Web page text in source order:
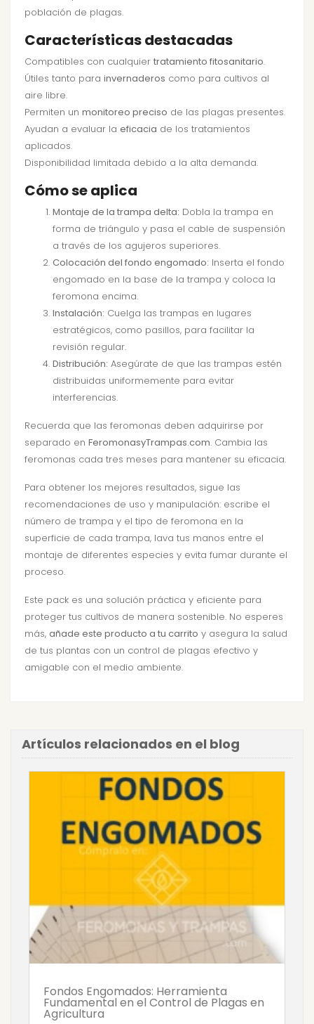
población de plagas.
Características destacadas
Compatibles con cualquier tratamiento fitosanitario.
Útiles tanto para invernaderos como para cultivos al
aire libre.
Permiten un monitoreo preciso de las plagas presentes.
Ayudan a evaluar la eficacia de los tratamientos
aplicados.
Disponibilidad limitada debido a la alta demanda.
Cómo se aplica
Montaje de la trampa delta: Dobla la trampa en
forma de triángulo y pasa el cable de suspensión
a través de los agujeros superiores.
Colocación del fondo engomado: Inserta el fondo
engomado en la base de la trampa y coloca la
feromona encima.
Instalación: Cuelga las trampas en lugares
estratégicos, como pasillos, para facilitar la
revisión regular.
Distribución: Asegúrate de que las trampas estén
distribuidas uniformemente para evitar
interferencias.
Recuerda que las feromonas deben adquirirse por
separado en FeromonasyTrampas.com. Cambia las
feromonas cada tres meses para mantener su eficacia.
Para obtener los mejores resultados, sigue las
recomendaciones de uso y manipulación: escribe el
número de trampa y el tipo de feromona en la
superficie de cada trampa, lava tus manos entre el
montaje de diferentes especies y evita fumar durante el
proceso.
Este pack es una solución práctica y eficiente para
proteger tus cultivos de manera sostenible. No esperes
más, añade este producto a tu carrito y asegura la salud
de tus plantas con un control de plagas efectivo y
amigable con el medio ambiente.
Artículos relacionados en el blog
Fondos Engomados: Herramienta
Fundamental en el Control de Plagas en
Agricultura